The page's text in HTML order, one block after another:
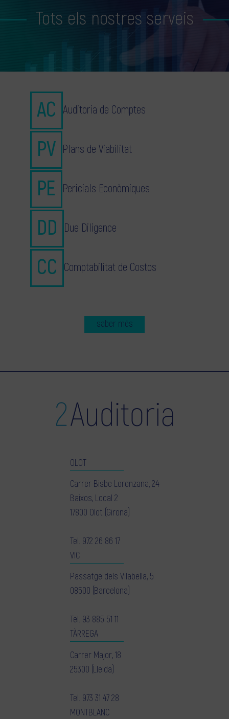
Tots els nostres serveis
Auditoria de Comptes
Plans de Viabilitat
Pericials Econòmiques
Due Diligence
Comptabilitat de Costos
saber més
OLOT
Carrer Bisbe Lorenzana, 24
Baixos, Local 2
17800 Olot (Girona)
Tel. 972 26 86 17
VIC
Passatge dels Vilabella, 5
08500 (Barcelona)
Tel. 93 885 51 11
TÀRREGA
Carrer Major, 18
25300 (Lleida)
Tel. 973 31 47 28
MONTBLANC